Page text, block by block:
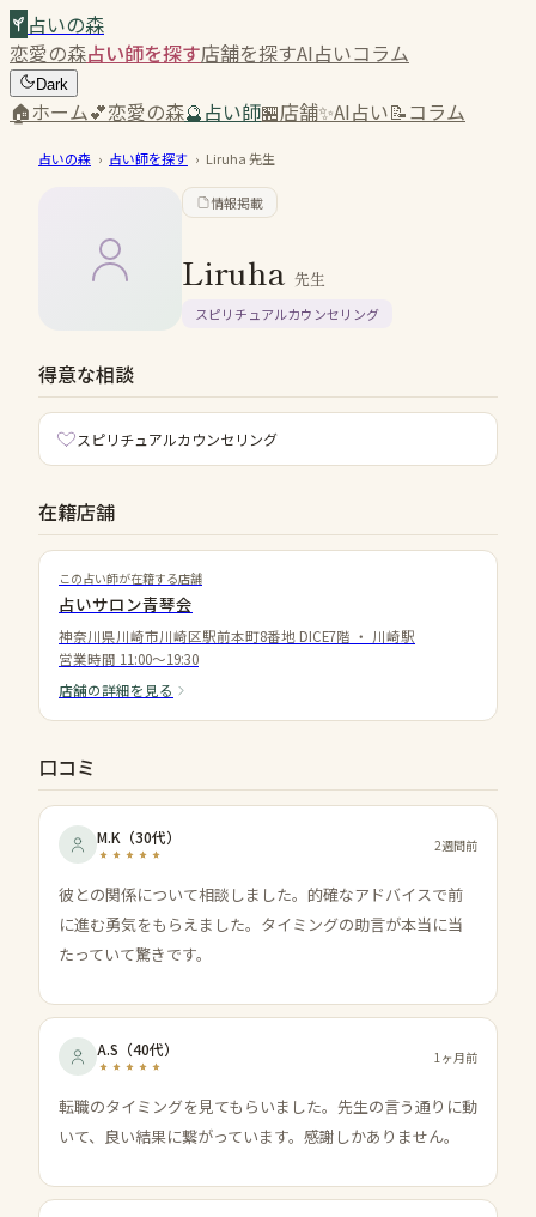
占いの森
恋愛の森占い師を探す店舗を探すAI占いコラム
Dark
🏠ホーム💕恋愛の森🔮占い師🏪店舗✨AI占い📝コラム
占いの森 › 占い師を探す › Liruha先生
情報掲載
Liruha 先生
スピリチュアルカウンセリング
得意な相談
スピリチュアルカウンセリング
在籍店舗
この占い師が在籍する店舗
占いサロン青琴会
神奈川県川崎市川崎区駅前本町8番地 DICE7階 ・ 川崎駅
営業時間 11:00〜19:30
店舗の詳細を見る
口コミ
M.K （30代） 2週間前
彼との関係について相談しました。的確なアドバイスで前
に進む勇気をもらえました。タイミングの助言が本当に当
たっていて驚きです。
A.S （40代） 1ヶ月前
転職のタイミングを見てもらいました。先生の言う通りに動
いて、良い結果に繋がっています。感謝しかありません。